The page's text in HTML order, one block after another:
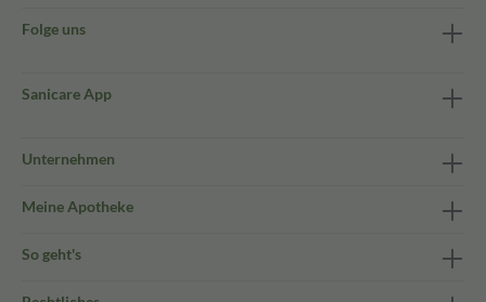
Folge uns
Sanicare App
Unternehmen
Meine Apotheke
So geht's